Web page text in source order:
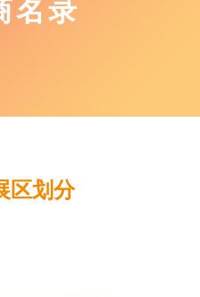
名录
区划分